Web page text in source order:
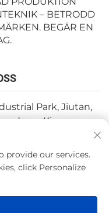
– BETRODD
BEGÄR EN
Park, Jiutan,
Kina
Technology Co., Ltd. —
provide our services.
click Personalize